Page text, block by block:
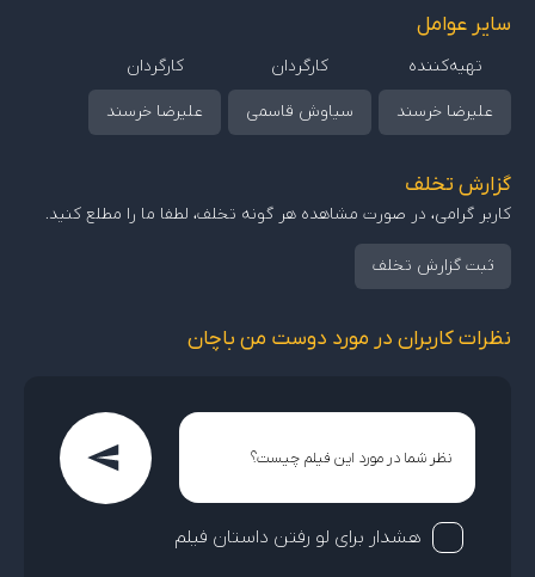
سایر عوامل
تهیه‌کننده
علیرضا خرسند
کارگردان
سیاوش قاسمی
کارگردان
علیرضا خرسند
گزارش تخلف
کاربر گرامی، در صورت مشاهده هر گونه تخلف، لطفا ما را مطلع کنید.
ثبت گزارش تخلف
نظرات کاربران در مورد دوست من باچان
هشدار برای لو رفتن داستان فیلم